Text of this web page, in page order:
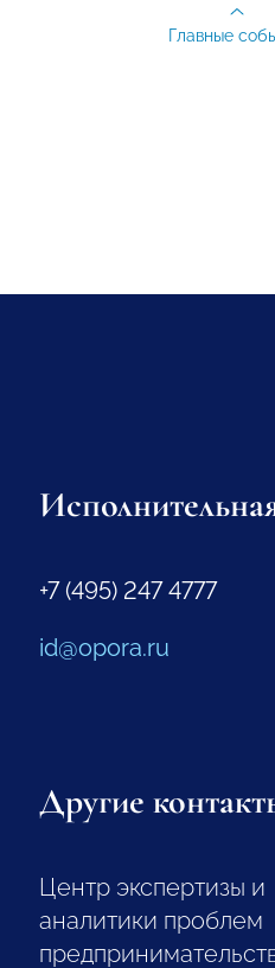
Главные
+7 (495) 247 4777
id@opora.ru
Другие
Центр экспертизы и
аналитики проблем